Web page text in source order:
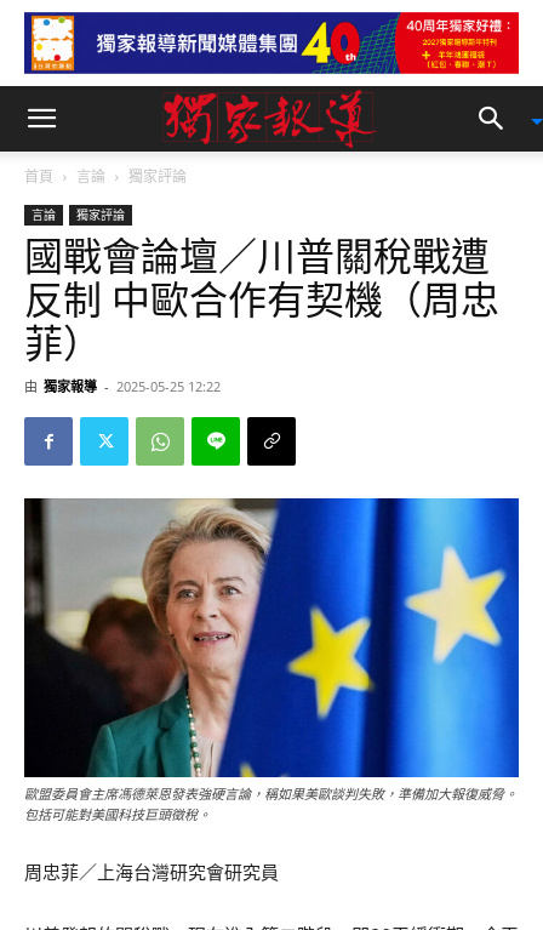
首頁 言論 獨家評論
言論 獨家評論
國戰會論壇／川普關稅戰遭
反制 中歐合作有契機（周忠
菲）
由 獨家報導 - 2025-05-25 12:22
歐盟委員會主席馮德萊恩發表強硬言論，稱如果美歐談判失敗，準備加大報復威脅。
包括可能對美國科技巨頭徵稅。
周忠菲／上海台灣研究會研究員